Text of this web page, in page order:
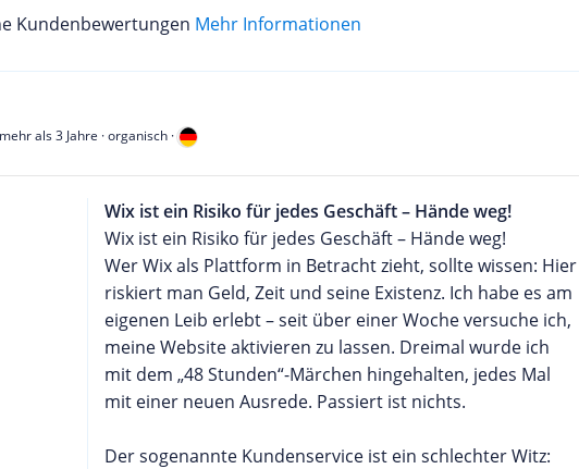
Kundenbewertungen Mehr Informationen
als 3 Jahre · organisch ·
Wix ist ein Risiko für jedes Geschäft – Hände weg!
Wix ist ein Risiko für jedes Geschäft – Hände weg!
Wer Wix als Plattform in Betracht zieht, sollte wissen: Hier
riskiert man Geld, Zeit und seine Existenz. Ich habe es am
eigenen Leib erlebt – seit über einer Woche versuche ich,
meine Website aktivieren zu lassen. Dreimal wurde ich
mit dem „48 Stunden“-Märchen hingehalten, jedes Mal
mit einer neuen Ausrede. Passiert ist nichts.
Der sogenannte Kundenservice ist ein schlechter Witz: